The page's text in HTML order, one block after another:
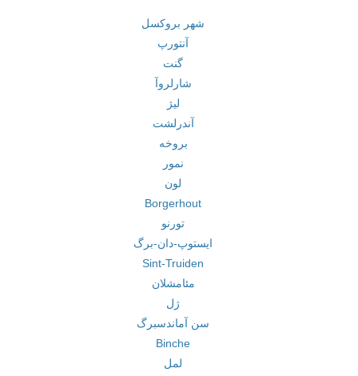
شهر بروکسل
آنتورپ
گنت
شارلروآ
لیژ
آندرلشت
بروخه
نمور
لون
Borgerhout
تورنو
ایستوپ-دان-برگ
Sint-Truiden
مئامشلان
ژل
سن آماندسبرگ
Binche
لمل